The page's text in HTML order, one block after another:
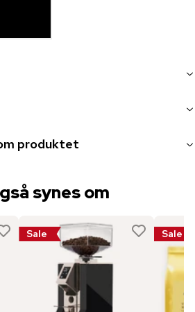
produktet
synes om
Sale Sale